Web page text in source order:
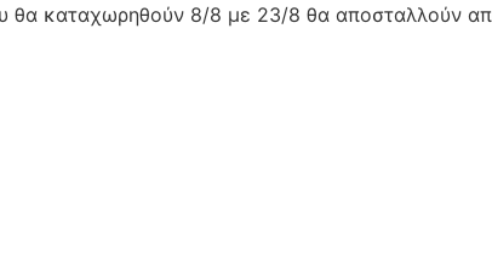
θα καταχωρηθούν 8/8 με 23/8 θα αποσταλλούν